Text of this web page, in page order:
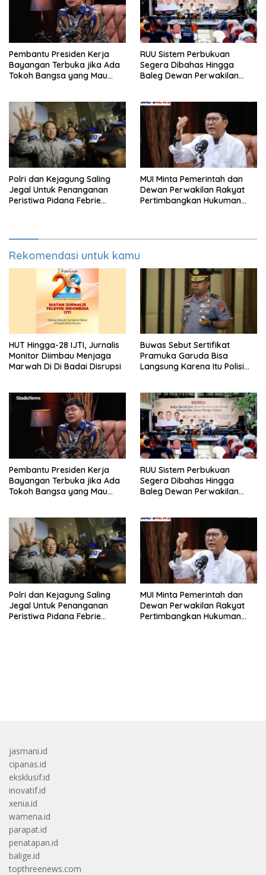
Pembantu Presiden Kerja
Bayangan Terbuka jika Ada
Tokoh Bangsa yang Mau
RUU Sistem Perbukuan
Segera Dibahas Hingga
Baleg Dewan Perwakilan
Polri dan Kejagung Saling
Jegal Untuk Penanganan
Peristiwa Pidana Febrie
MUI Minta Pemerintah dan
Dewan Perwakilan Rakyat
Pertimbangkan Hukuman
Rekomendasi untuk kamu
HUT Hingga-28 IJTI, Jurnalis
Monitor Diimbau Menjaga
Marwah Di Di Badai Disrupsi
Buwas Sebut Sertifikat
Pramuka Garuda Bisa
Langsung Karena Itu Polisi
Pembantu Presiden Kerja
Bayangan Terbuka jika Ada
Tokoh Bangsa yang Mau
RUU Sistem Perbukuan
Segera Dibahas Hingga
Baleg Dewan Perwakilan
Polri dan Kejagung Saling
Jegal Untuk Penanganan
Peristiwa Pidana Febrie
MUI Minta Pemerintah dan
Dewan Perwakilan Rakyat
Pertimbangkan Hukuman
jasmani.id
cipanas.id
eksklusif.id
inovatif.id
xenia.id
wamena.id
parapat.id
penatapan.id
balige.id
topthreenews.com